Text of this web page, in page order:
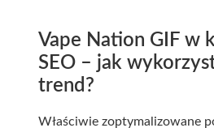
Vape Nation GIF w
SEO – jak
trend?
Właściwie zoptymalizowane